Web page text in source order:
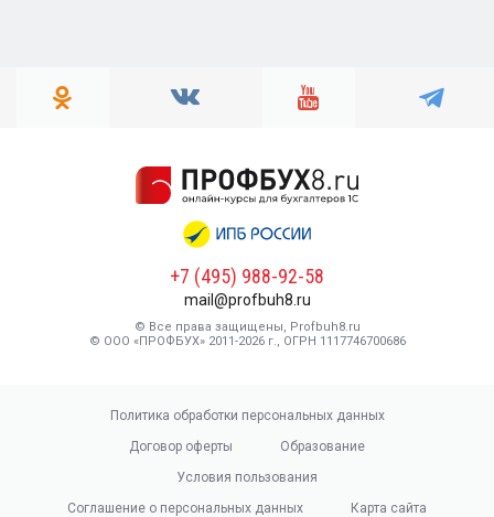
+7 (495) 988-92-58
mail@profbuh8.ru
© Все права защищены, Profbuh8.ru
© ООО «ПРОФБУХ» 2011-2026 г., ОГРН 1117746700686
Политика обработки персональных данных
Договор оферты
Образование
Условия пользования
Соглашение о персональных данных
Карта сайта